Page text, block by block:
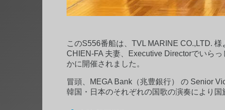
このS556番船は、TVL MARINE CO.,LTD.
CHIEN-FA 夫妻、Executive Directorでいら
かに開催されました。
冒頭、MEGA Bank（兆豊銀行） の Senior
韓国・日本のそれぞれの国歌の演奏により国